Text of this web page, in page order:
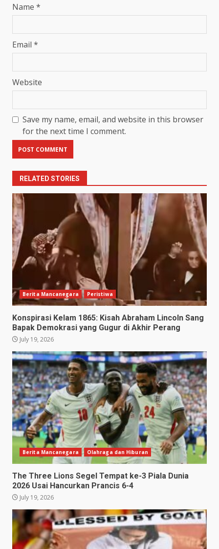
Name *
Email *
Website
Save my name, email, and website in this browser
for the next time I comment.
RELATED STORIES
Berita Mancanegara Peristiwa
Konspirasi Kelam 1865: Kisah Abraham Lincoln Sang
Bapak Demokrasi yang Gugur di Akhir Perang
July 19, 2026
Berita Mancanegara Olahraga dan Hiburan
The Three Lions Segel Tempat ke-3 Piala Dunia
2026 Usai Hancurkan Prancis 6-4
July 19, 2026